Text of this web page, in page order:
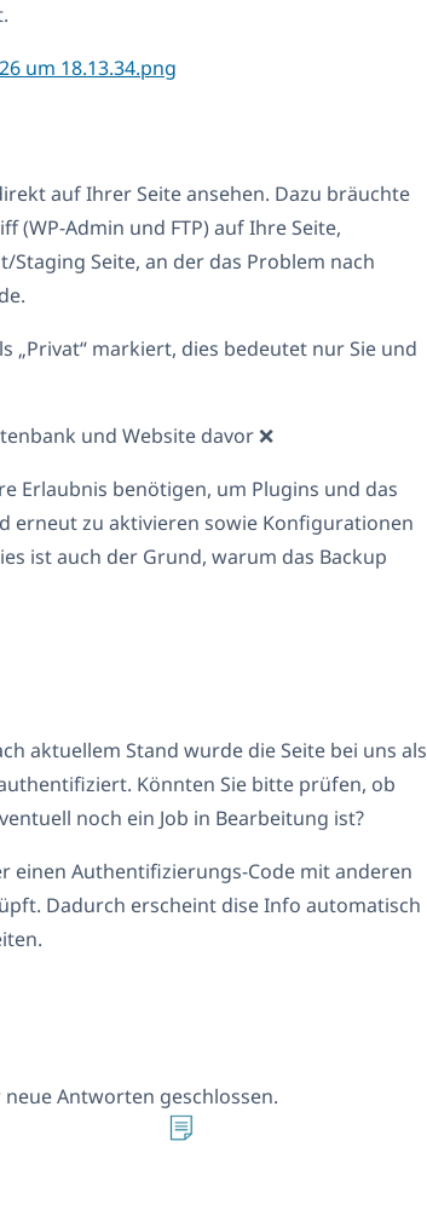
auf Ihrer Seite ansehen. Dazu bräuchte
(WP-Admin und FTP) auf Ihre Seite,
Staging Seite, an der das Problem nach
„Privat“ markiert, dies bedeutet nur Sie und
und Website davor ❌
Erlaubnis benötigen, um Plugins und das
erneut zu aktivieren sowie Konfigurationen
ist auch der Grund, warum das Backup
aktuellem Stand wurde die Seite bei uns als
Könnten Sie bitte prüfen, ob
noch ein Job in Bearbeitung ist?
einen Authentifizierungs-Code mit anderen
Dadurch erscheint dise Info automatisch
neue Antworten geschlossen.